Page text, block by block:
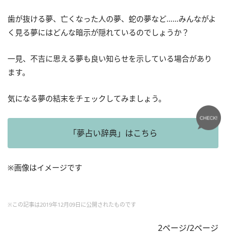
歯が抜ける夢、亡くなった人の夢、蛇の夢など……みんながよ
く見る夢にはどんな暗示が隠れているのでしょうか？
一見、不吉に思える夢も良い知らせを示している場合があり
ます。
気になる夢の結末をチェックしてみましょう。
「夢占い辞典」はこちら
※画像はイメージです
※この記事は2019年12月09日に公開されたものです
2ページ/2ページ